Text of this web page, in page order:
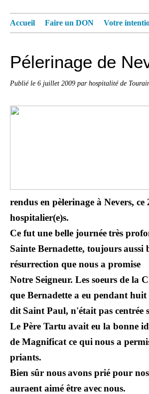
Accueil Faire un DON Votre
Pélerinage de
Publié le 6 juillet 2009 par hospitalité de
rendus en pèlerinage à Nevers, ce
hospitalier(e)s.
Ce fut une belle journéetrès
Sainte Bernadette, toujoursaussi
résurrection que nous a promise
Notre Seigneur. Les soeurs de la
que Bernadette a eu pendant huit
dit Saint Paul, n'était pas centrée
Le Père Tartu avait eu la bonne
de Magnificat ce qui nous a
priants.
Bien sûr nousavons prié pour
auraent aimé être avecnous.